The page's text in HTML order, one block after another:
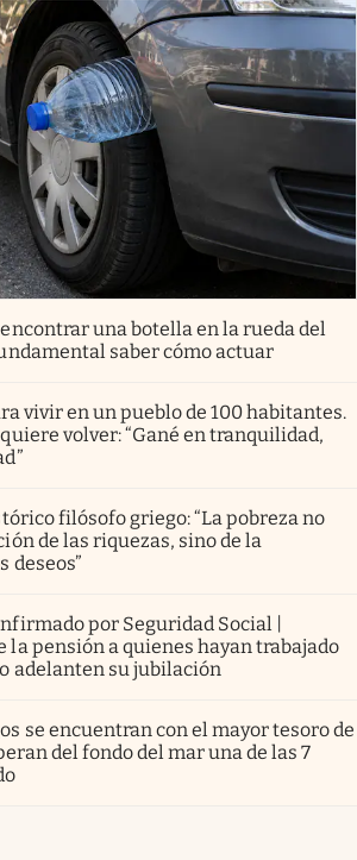
una botella en la rueda del
saber cómo actuar
vivir en un pueblo de 100 habitantes.
volver: “Gané en tranquilidad,
filósofo griego: “La pobreza no
de las riquezas, sino de la
deseos”
por Seguridad Social |
la pensión a quienes hayan trabajado
adelanten su jubilación
se encuentran con el mayor tesoro de
del fondo del mar una de las 7